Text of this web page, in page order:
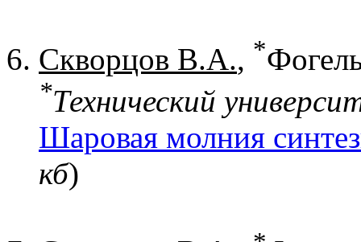
Скворцов В.А., *
*Технический
Шаровая молния
кб)